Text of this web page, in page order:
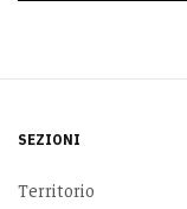
SEZIONI
Territorio